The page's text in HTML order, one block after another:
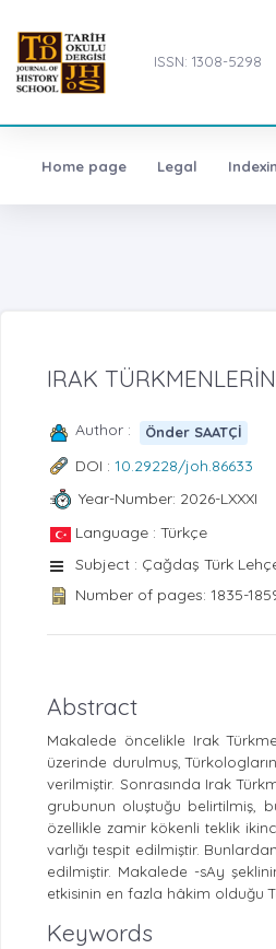
ISSN: 1308-5298
Home page Legal
IRAK
Author : Önder SAATÇİ
DOI : 10.29228/joh.86633
Year-Number: 2026-LXXXI
Language : Türkçe
Subject : Çağdaş Türk
Number of pages: 1835-
Abstract
Makalede öncelikle Irak
üzerinde durulmuş,
verilmiştir. Sonrasında Irak
grubunun oluştuğu belirtilmiş,
özellikle zamir kökenli teklik
varlığı tespit edilmiştir.
edilmiştir. Makalede -sAy
etkisinin en fazla hâkim olduğu
Keywords